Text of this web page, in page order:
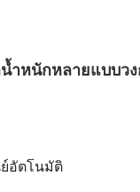
ำหนักหลายแบบว
อัตโนมัติ